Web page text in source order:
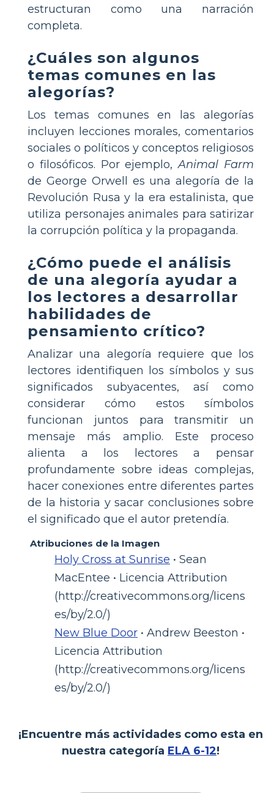
estructuran como una narración
completa.
¿Cuáles son algunos
temas comunes en las
alegorías?
Los temas comunes en las alegorías
incluyen lecciones morales, comentarios
sociales o políticos y conceptos religiosos
o filosóficos. Por ejemplo,Animal Farm
de George Orwell es una alegoría de la
Revolución Rusa y la era estalinista, que
utiliza personajes animales para satirizar
la corrupción política y la propaganda.
¿Cómo puede el análisis
de una alegoría ayudar a
los lectores a desarrollar
habilidades de
pensamiento crítico?
Analizar una alegoría requiere que los
lectores identifiquen los símbolos y sus
significados subyacentes, así como
considerar cómo estos símbolos
funcionan juntos para transmitir un
mensaje más amplio. Este proceso
alienta a los lectores a pensar
profundamente sobre ideas complejas,
hacer conexiones entre diferentes partes
de la historia y sacar conclusiones sobre
el significado que el autor pretendía.
Atribuciones de la Imagen
Holy Cross at Sunrise • Sean
MacEntee • Licencia Attribution
(http://creativecommons.org/licens
es/by/2.0/)
New Blue Door • Andrew Beeston •
Licencia Attribution
(http://creativecommons.org/licens
es/by/2.0/)
¡Encuentre más actividades como esta en
nuestra categoría ELA 6-12!